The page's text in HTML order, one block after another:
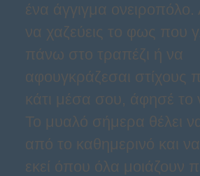
ένα άγγιγμα ονειροπόλο.
να χαζεύεις το φως που
πάνω στο τραπέζι ή να
αφουγκράζεσαι στίχους
κάτι μέσα σου, άφησέ το
Το μυαλό σήμερα θέλει
από το καθημερινό και να
εκεί όπου όλα μοιάζουν